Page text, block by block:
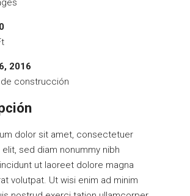
2016
construcción
dolor sit amet, consectetuer
sed diam nonummy nibh
ut laoreet dolore magna
volutpat. Ut wisi enim ad minim